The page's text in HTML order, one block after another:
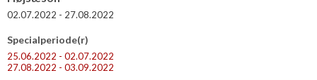
02.07.2022 - 27.08.2022
Specialperiode(r)
25.06.2022 - 02.07.2022
27.08.2022 - 03.09.2022